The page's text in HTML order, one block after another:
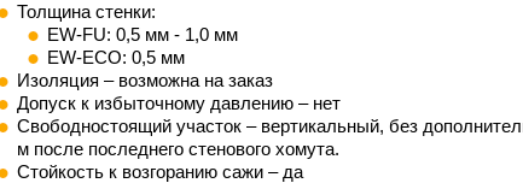
Толщина стенки:
EW-FU: 0,5 мм - 1,0 мм
EW-ECO: 0,5 мм
Изоляция – возможна на заказ
Допуск к избыточному давлению – нет
Свободностоящий участок – вертикальный, без
м после последнего стенового хомута.
Стойкость к возгоранию сажи – да